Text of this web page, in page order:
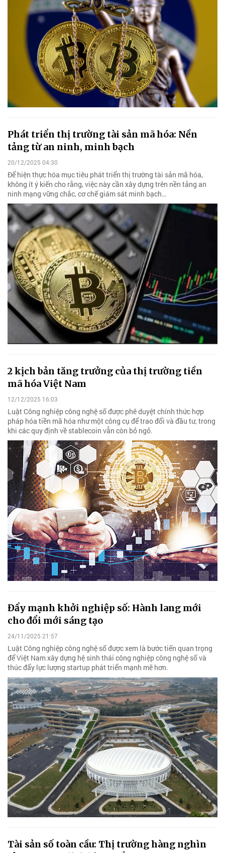
Phát triển thị trường tài sản mã hóa: Nền
tảng từ an ninh, minh bạch
20/12/2025 04:30
Để hiện thực hóa mục tiêu phát triển thị trường tài sản mã hóa,
không ít ý kiến cho rằng, việc này cần xây dựng trên nền tảng an
ninh mạng vững chắc, cơ chế giám sát minh bạch…
2 kịch bản tăng trưởng của thị trường tiền
mã hóa Việt Nam
12/12/2025 16:03
Luật Công nghiệp công nghệ số được phê duyệt chính thức hợp
pháp hóa tiền mã hóa như một công cụ để trao đổi và đầu tư, trong
khi các quy định về stablecoin vẫn còn bỏ ngỏ.
Đẩy mạnh khởi nghiệp số: Hành lang mới
cho đổi mới sáng tạo
24/11/2025 21:57
Luật Công nghiệp công nghệ số được xem là bước tiến quan trọng
để Việt Nam xây dựng hệ sinh thái công nghiệp công nghệ số và
thúc đẩy lực lượng startup phát triển mạnh mẽ hơn.
Tài sản số toàn cầu: Thị trường hàng nghìn